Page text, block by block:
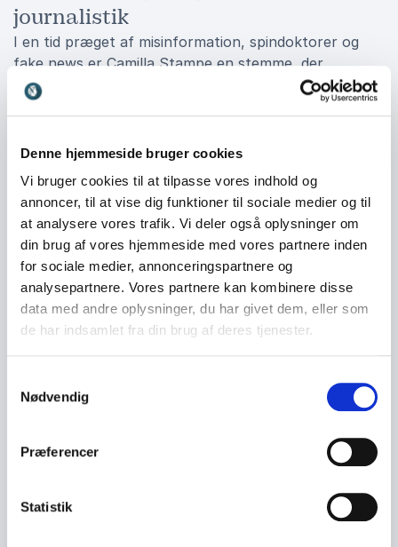
Denne hjemmeside bruger cookies
Vi bruger cookies til at tilpasse vores indhold og
annoncer, til at vise dig funktioner til sociale medier og til
at analysere vores trafik. Vi deler også oplysninger om
din brug af vores hjemmeside med vores partnere inden
for sociale medier, annonceringspartnere og
analysepartnere. Vores partnere kan kombinere disse
data med andre oplysninger, du har givet dem, eller som
de har indsamlet fra din brug af deres tjenester.
Nødvendig
Præferencer
Statistik
journalistik
I en tid præget af misinformation, spindoktorer og
fake news er Camilla Stampe en stemme, der
insisterer på fakta og kritiske spørgsmål. Hun deler
ærligt – og ofte med humor – hvordan det er at
konstant udfordrer hinandens versioner af
Hvorfor booke Camilla Stampe?
Et foredrag med Camilla Stampe er en gennemgang
af dansk politik og journalistiske processer. Hun giver
eksempler på interviews og historier, der har sat
dagsordenen i Danmark, og hun åbner for
Book Camilla Stampe til dit næste
Camilla Stampe formår at gøre politiske analyser
levende og vedkommende. Hendes kombination af